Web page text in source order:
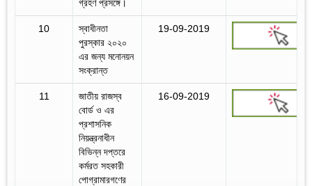
গ্রহণ প্রসঙ্গে।
10
স্বাধীনতা
পুরস্কার ২০২০
এর জন্য মনোনয়ন
সংক্রান্ত
19-09-2019
11
জাতীয় রাজস্ব
বোর্ড ও এর
প্রশাসনিক
নিয়ন্ত্রনাধীন
বিভিন্ন দপ্তরে
কর্মরত সহকারী
পোগ্রামারগণের
16-09-2019